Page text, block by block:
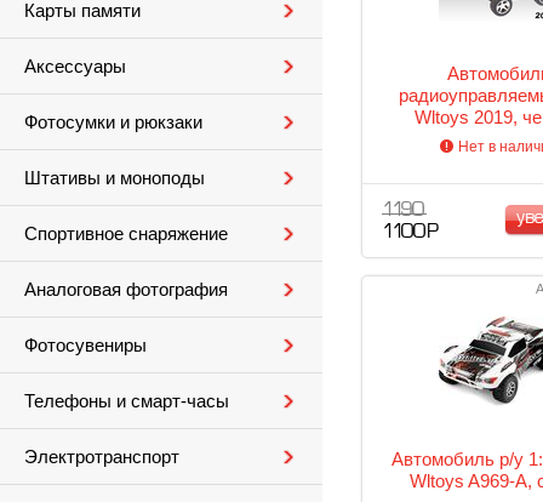
Карты памяти
Аксессуары
Фотосумки и рюкзаки
Штативы и моноподы
Спортивное снаряжение
Аналоговая фотография
Фотосувениры
Телефоны и смарт-часы
Электротранспорт
Wltoys 2019,
Нет в
1 190
1 100 Р
Автомобиль р/у
Wltoys A969-A,